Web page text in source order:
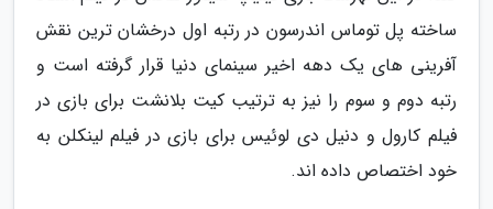
ساخته پل توماس اندرسون در رتبه اول درخشان ترین نقش
آفرینی های یک دهه اخیر سینمای دنیا قرار گرفته است و
رتبه دوم و سوم را نیز به ترتیب کیت بلانشت برای بازی در
فیلم کارول و دنیل دی لوئیس برای بازی در فیلم لینکلن به
خود اختصاص داده اند.